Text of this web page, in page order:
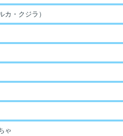
・クジラ）
ゃ